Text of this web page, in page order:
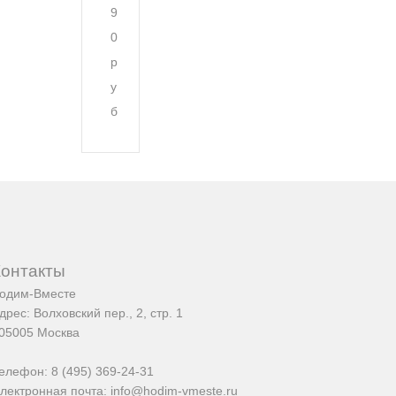
9
0
р
у
б
Вместе
Волховский пер., 2, стр. 1
Москва
8 (495) 369-24-31
почта: info@hodim-vmeste.ru